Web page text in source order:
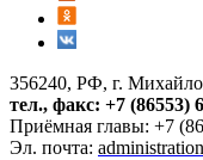
356240, РФ, г.
тел., факс: +7 (86553)
Приёмная главы: +7
Эл. почта: